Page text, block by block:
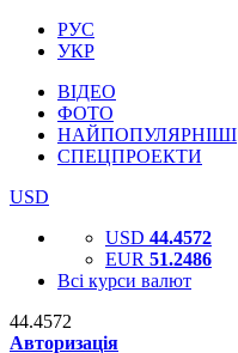
РУС
УКР
ВІДЕО
ФОТО
НАЙПОПУЛЯРНІШІ
СПЕЦПРОЕКТИ
USD
USD 44.4572
EUR 51.2486
Всі курси валют
44.4572
Авторизація